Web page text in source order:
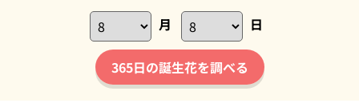
月 日
365日の誕生花を調べる